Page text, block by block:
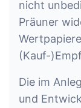
nicht
Präuner
(Kauf-
Die im
und